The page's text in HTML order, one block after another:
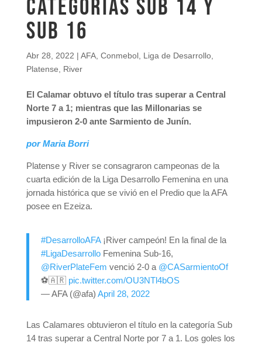
categorías Sub 14 y
Sub 16
Abr 28, 2022 | AFA, Conmebol, Liga de Desarrollo,
Platense
River
El Calamar obtuvo el título tras superar a Central
Norte 7 a 1; mientras que las Millonarias se
impusieron 2-0 ante Sarmiento de Junín.
por Maria Borri
Platense y River se consagraron campeonas de la
cuarta edición de la Liga Desarrollo Femenina en una
jornada histórica que se vivió en el Predio que la AFA
posee en Ezeiza.
#DesarrolloAFA¡River campeón! En la final de la
#LigaDesarrolloFemenina Sub-16,
@RiverPlateFem venció 2-0 a @CASarmientoOf
⚽🇦🇷 pic.twitter.com/OU3NTl4bOS
— AFA (@afa) April 28, 2022
Las Calamares obtuvieron el título en la categoría Sub
14 tras superar a Central Norte por 7 a 1. Los goles los